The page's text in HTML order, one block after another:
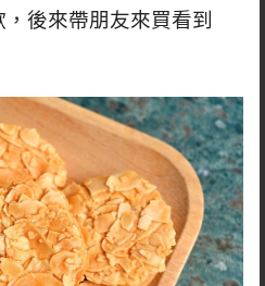
後來帶朋友來買看到